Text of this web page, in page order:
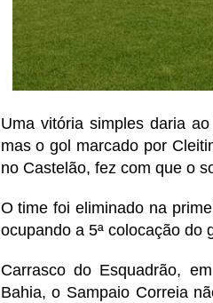
Uma vitória simples daria
mas o gol marcado por
no Castelão, fez com que o
O time foi eliminado na
ocupando a 5ª colocação do
Carrasco do Esquadrão,
Bahia, o Sampaio Correia